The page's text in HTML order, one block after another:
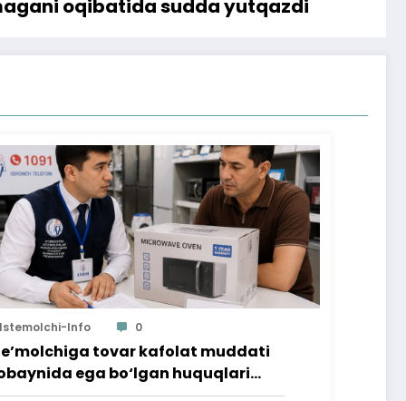
oqibatida sudda yutqazdi
Istemolchi-Info 0
tovar kafolat muddati
ega bo‘lgan huquqlari
berildi